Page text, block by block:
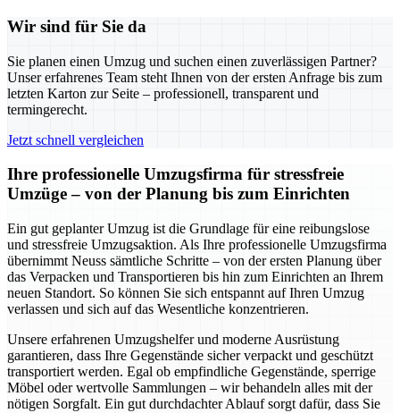
Wir sind für Sie da
Sie planen einen Umzug und suchen einen zuverlässigen Partner?
Unser erfahrenes Team steht Ihnen von der ersten Anfrage bis zum
letzten Karton zur Seite – professionell, transparent und
termingerecht.
Jetzt schnell vergleichen
Ihre professionelle Umzugsfirma für stressfreie
Umzüge – von der Planung bis zum Einrichten
Ein gut geplanter Umzug ist die Grundlage für eine reibungslose
und stressfreie Umzugsaktion. Als Ihre professionelle Umzugsfirma
übernimmt Neuss sämtliche Schritte – von der ersten Planung über
das Verpacken und Transportieren bis hin zum Einrichten an Ihrem
neuen Standort. So können Sie sich entspannt auf Ihren Umzug
verlassen und sich auf das Wesentliche konzentrieren.
Unsere erfahrenen Umzugshelfer und moderne Ausrüstung
garantieren, dass Ihre Gegenstände sicher verpackt und geschützt
transportiert werden. Egal ob empfindliche Gegenstände, sperrige
Möbel oder wertvolle Sammlungen – wir behandeln alles mit der
nötigen Sorgfalt. Ein gut durchdachter Ablauf sorgt dafür, dass Sie